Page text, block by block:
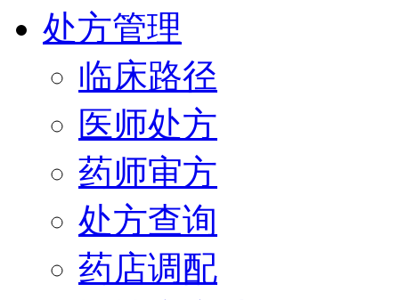
处方管理
临床路径
医师处方
药师审方
处方查询
药店调配